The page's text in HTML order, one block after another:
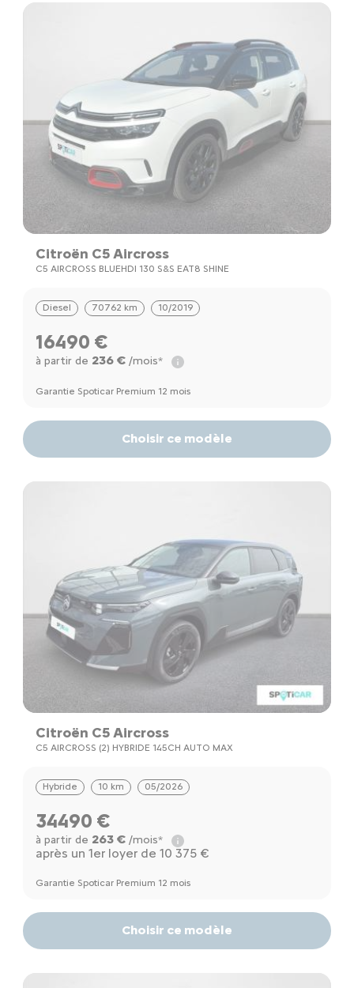
Citroën C5 Aircross
C5 AIRCROSS BLUEHDI 130 S&S EAT8 SHINE
Diesel 70762 km 10/2019
16490 €
à partir de 236 €/mois*
Garantie Spoticar Premium 12 mois
Choisir ce modèle
Citroën C5 Aircross
C5 AIRCROSS (2) HYBRIDE 145CH AUTO MAX
Hybride 10 km 05/2026
34490 €
à partir de 263 €/mois*
après un 1er loyer de 10 375 €
Garantie Spoticar Premium 12 mois
Choisir ce modèle